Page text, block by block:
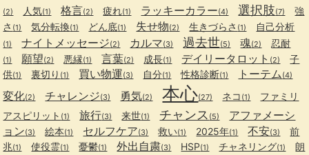
(2) 人気(1) 格言(2) 疲れ(1) ラッキーカラー(4) 選択肢(7)
強
さ (1) 気分転換(1) どん底(1) 失せ物(2) 生きづらさ (1) 自己分析
(1) ナイトメッセージ(2) カルマ(3) 過去世(5) 魂(2) 忍耐
(1) 願望(2) 悪縁(1) 言葉(2) 成長(1) デイリータロット (2)
子
供(1) 裏切り (1) 買い物運(3) 自分(1) 性格診断(1) トーテム (4)
変化(2) チャレンジ(3) 勇気(2) 本心(27) ネコ (1)
ファミリ
アスピリット (1) 旅行(3) 来世(1) チャンス (5)
アファメーシ
ョン(3) 絵本(1) セルフケア(3) 救い(1) 2025年(1) 不安(3)
前
兆(1) 使役霊(1) 憂鬱(1) 外出自粛(3) HSP(1) チャネリング(1)
朗